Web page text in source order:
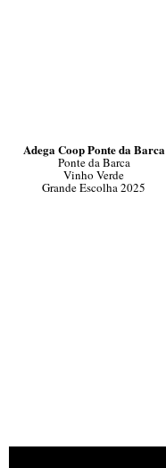
Adega Coop Ponte da Barca
Ponte da Barca
Vinho Verde
Grande Escolha 2025